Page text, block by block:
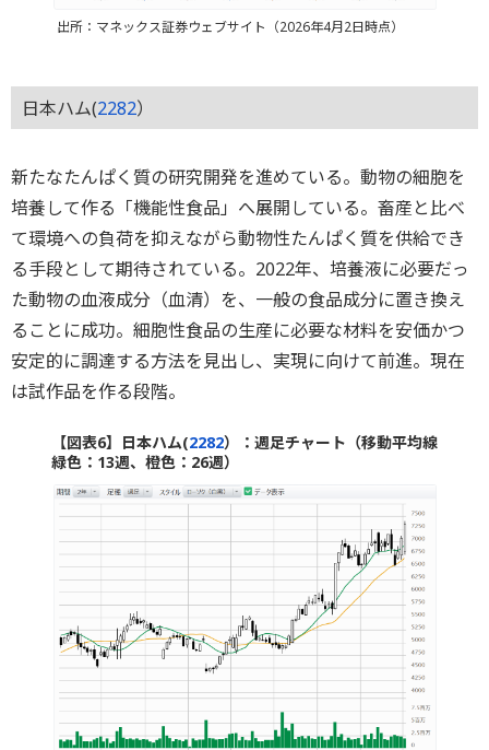
出所：マネックス証券ウェブサイト（2026年4月2日時点）
日本ハム(2282）
新たなたんぱく質の研究開発を進めている。動物の細胞を
培養して作る「機能性食品」へ展開している。畜産と比べ
て環境への負荷を抑えながら動物性たんぱく質を供給でき
る手段として期待されている。2022年、培養液に必要だっ
た動物の血液成分（血清）を、一般の食品成分に置き換え
ることに成功。細胞性食品の生産に必要な材料を安価かつ
安定的に調達する方法を見出し、実現に向けて前進。現在
は試作品を作る段階。
【図表6】日本ハム(2282）：週足チャート（移動平均線
緑色：13週、橙色：26週）